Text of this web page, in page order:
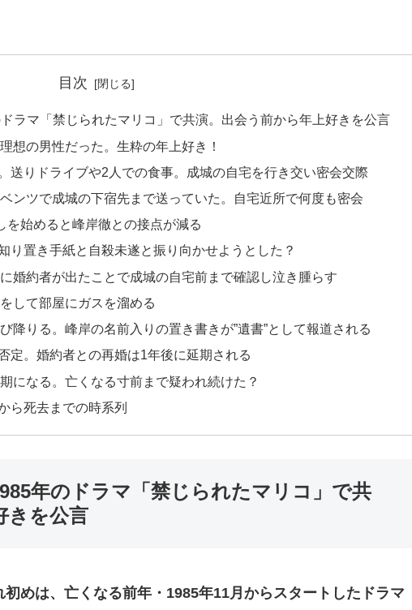
目次
ラマ「禁じられたマリコ」で共演。出会う前から年上好きを公言
想の男性だった。生粋の年上好き！
送りドライブや2人での食事。成城の自宅を行き交い密会交際
ンツで成城の下宿先まで送っていた。自宅近所で何度も密会
を始めると峰岸徹との接点が減る
り置き手紙と自殺未遂と振り向かせようとした？
婚約者が出たことで成城の自宅前まで確認し泣き腫らす
して部屋にガスを溜める
降りる。峰岸の名前入りの置き書きが”遺書”として報道される
定。婚約者との再婚は1年後に延期される
になる。亡くなる寸前まで疑われ続けた？
ら死去までの時系列
年のドラマ「禁じられたマリコ」で共
きを公言
初めは、亡くなる前年・ 1985年11月からスタートしたドラマ